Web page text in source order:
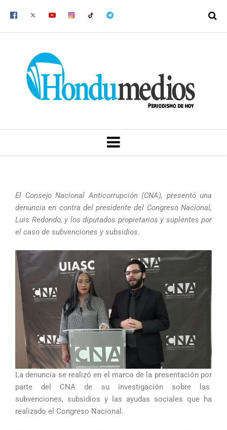
MENU
El Consejo Nacional Anticorrupción (CNA), presentó una
denuncia en contra del presidente del Congreso Nacional,
Luis Redondo, y los diputados propietarios y suplentes por
el caso de subvenciones y subsidios.
La denuncia se realizó en el marco de la presentación por
parte del CNA de su investigación sobre las
subvenciones, subsidios y las ayudas sociales que ha
realizado el Congreso Nacional.